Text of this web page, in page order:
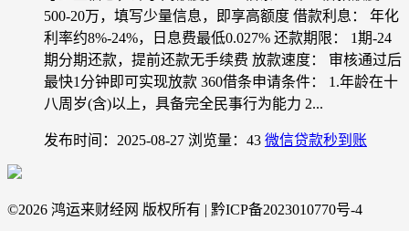
500-20万，填写少量信息，即享高额度 借款利息： 年化
利率约8%-24%，日息费最低0.027% 还款期限： 1期-24
期分期还款，提前还款无手续费 放款速度： 审核通过后
最快1分钟即可实现放款 360借条申请条件： 1.年龄在十
八周岁(含)以上，具备完全民事行为能力 2...
发布时间：2025-08-27 浏览量：43 微信贷款秒到账
©2026 鸿运来财经网 版权所有 | 黔ICP备2023010770号-4